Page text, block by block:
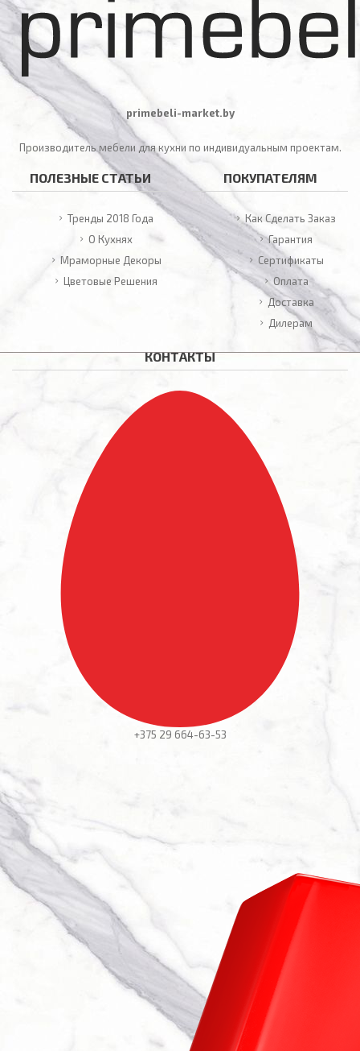
primebeli-market.by
Производитель мебели для кухни по индивидуальным проектам.
ПОЛЕЗНЫЕ СТАТЬИ
Тренды 2018 Года
О Кухнях
Мраморные Декоры
Цветовые Решения
ПОКУПАТЕЛЯМ
Как Сделать Заказ
Гарантия
Сертификаты
Оплата
Доставка
Дилерам
КОНТАКТЫ
+375 29 664-63-53